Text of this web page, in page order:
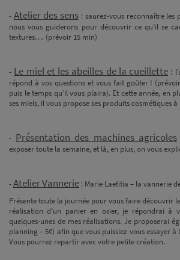
- Atelier des sens: saurez-vous reconnaître les
nous vous guiderons pour découvrir ce qu’il se
textures…. (prévoir 15 min)
- Le miel et les abeilles de la cueillette :
répond à vos questions et vous fait goûter !
puis le temps qu’il vous plaira). Et cette année, en
ses miels, il vous propose ses produits cosmétiques à
- Présentation des machines agricoles
exposer toute la semaine, et là, en plus, on vous
-Atelier Vannerie : Marie Laetitia – la vannerie
Présente toute la journée pour vous faire découvrir
réalisation d’un panier en osier, je répondrai à
quelques-unes de mes réalisations. Je proposerai
planning – 5€) afin que vous puissiez vous essayer
Vous pourrez repartir avec votre petite création.